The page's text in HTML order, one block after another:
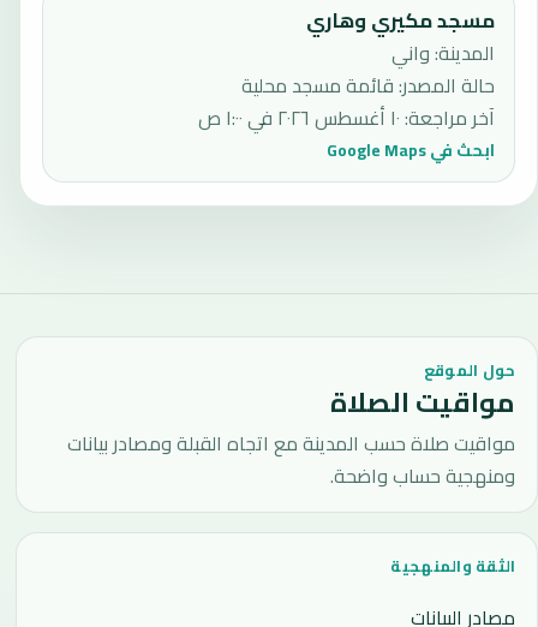
مسجد مكيري وهاري
المدينة: واني
حالة المصدر:قائمة مسجد محلية
آخر مراجعة:١٠ أغسطس ٢٠٢٦ في ١:٠٠ ص
ابحث في Google Maps
حول الموقع
مواقيت الصلاة
مواقيت صلاة حسب المدينة مع اتجاه القبلة ومصادر بيانات
ومنهجية حساب واضحة.
الثقة والمنهجية
مصادر البيانات